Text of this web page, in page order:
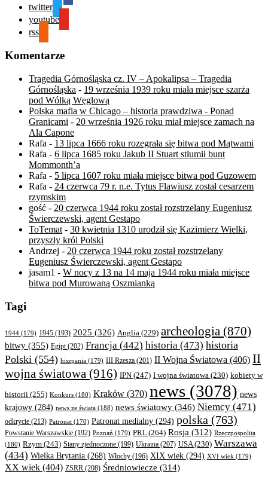
twitter
youtube
rss
Komentarze
Tragedia Górnośląska cz. IV – Apokalipsa – Tragedia
Górnośląska - 19 września 1939 roku miała miejsce szarża
pod Wólką Węglową
Polska mafia w Chicago – historia prawdziwa - Ponad
Granicami - 20 września 1926 roku miał miejsce zamach na
Ala Capone
Rafa - 13 lipca 1666 roku rozegrała się bitwa pod Mątwami
Rafa - 6 lipca 1685 roku Jakub II Stuart stłumił bunt
Mommonth’a
Rafa - 5 lipca 1607 roku miała miejsce bitwa pod Guzowem
Rafa - 24 czerwca 79 r. n.e. Tytus Flawiusz został cesarzem
rzymskim
gość - 20 czerwca 1944 roku został rozstrzelany Eugeniusz
Świerczewski, agent Gestapo
ToTemat - 30 kwietnia 1310 urodził się Kazimierz Wielki,
przyszły król Polski
Andrzej - 20 czerwca 1944 roku został rozstrzelany
Eugeniusz Świerczewski, agent Gestapo
jasam1 - W nocy z 13 na 14 maja 1944 roku miała miejsce
bitwa pod Murowaną Oszmianką
Tagi
1944 (179) 1945 (193) 2025 (326) Anglia (229) archeologia (870)
bitwy (355) Egipt(202) Francja (442) historia (473) historia
Polski (554) hiszpania (179) III Rzesza (201) II Wojna Światowa (406) II
wojna światowa (916) IPN (247) I wojna światowa (230) kobiety w
historii (255) Konkurs (180) Kraków (370) news (3078) news
krajowy (284) news ze świata (188) news światowy (346) Niemcy (471)
odkrycie (213) Patronat (170) Patronat medialny (294) polska (763)
Powstanie Warszawskie (192) Poznań (179) PRL(264) Rosja (312) Rzeczpospolita
(180) Rzym (243) Stany zjednoczone (199) Ukraina (207) USA(230) Warszawa
(434) Wielka Brytania (268) Włochy (196) XIX wiek (294) XVI wiek (179)
XX wiek (404) ZSRR (208) Średniowiecze (314)